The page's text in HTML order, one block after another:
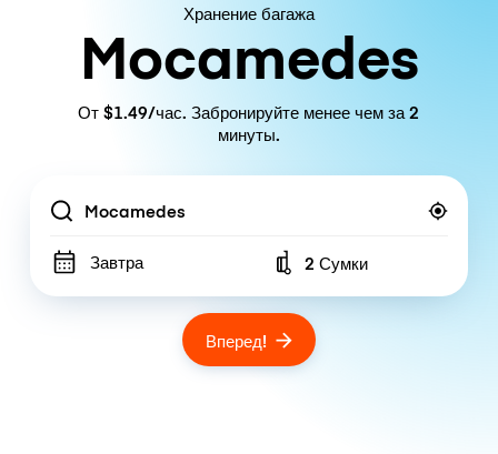
Хранение багажа
Mocamedes
От $1.49/час. Забронируйте менее чем за 2
минуты.
Location
Завтра Number of bags
2 Сумки
Вперед!